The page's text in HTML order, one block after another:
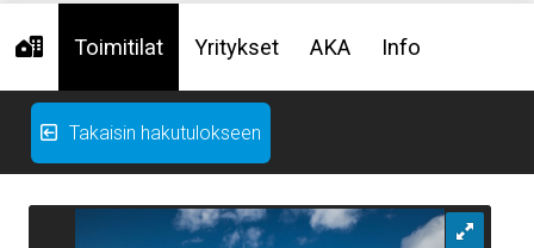
Toimitilat Yritykset AKA Info
Takaisin hakutulokseen